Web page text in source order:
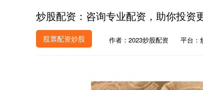
炒股配资：咨询专业配资，助你投资
股票配资炒股 作者：2023炒股配资 平台：